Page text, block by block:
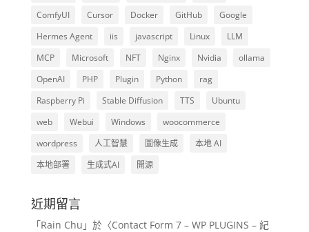
ComfyUI
Cursor Docker GitHub
Google
Hermes Agent
iis javascript Linux
LLM
MCP
Microsoft NFT Nginx Nvidia
ollama
OpenAI
PHP Plugin Python
rag
Raspberry Pi
Stable Diffusion TTS
Ubuntu
web
Webui Windows
woocommerce
wordpress
人工智慧 圖像生成
本地 AI
本地部署
生成式AI 開源
近期留言
「Rain Chu 」於〈Contact Form 7 – WP PLUGINS – 紀